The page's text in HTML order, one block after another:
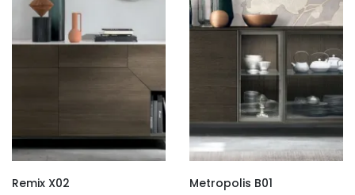
Remix X02
Metropolis B01